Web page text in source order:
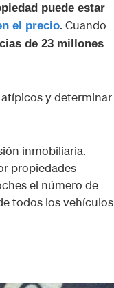
puede estar
el precio. Cuando
de 23 millones
y determinar
inmobiliaria.
propiedades
el número de
todos los vehículos